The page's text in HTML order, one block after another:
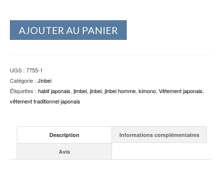
AJOUTER AU PANIER
UGS : 7755-1
Catégorie : Jinbei
Étiquettes : habit japonais, jimbei, jinbei, jinbei homme, kimono, Vêtement japonais,
vêtement traditionnel japonais
Description Informations complémentaires
Avis